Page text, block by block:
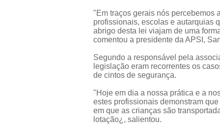
"Em traços gerais nós percebemos
profissionais, escolas e autarquias
abrigo desta lei viajam de uma
comentou a presidente da APSI,
Segundo a responsável pela
legislação eram recorrentes os
de cintos de segurança.
"Hoje em dia a nossa prática e a
estes profissionais demonstram
em que as crianças são
lotação¿, salientou.